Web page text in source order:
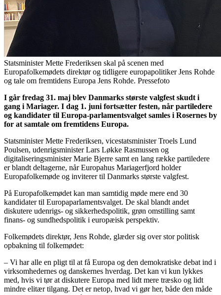
Statsminister Mette Frederiksen skal på scenen med
Europafolkemødets direktør og tidligere europapolitiker Jens Rohde
og tale om fremtidens Europa Jens Rohde. Pressefoto
I går fredag 31. maj blev Danmarks største valgfest skudt i
gang i Mariager. I dag 1. juni fortsætter festen, når partiledere
og kandidater til Europa-parlamentsvalget samles i Rosernes by
for at samtale om fremtidens Europa.
Statsminister Mette Frederiksen, vicestatsminister Troels Lund
Poulsen, udenrigsminister Lars Løkke Rasmussen og
digitaliseringsminister Marie Bjerre samt en lang række partiledere
er blandt deltagerne, når Europahus Mariagerfjord holder
Europafolkemøde og inviterer til Danmarks største valgfest.
På Europafolkemødet kan man samtidig møde mere end 30
kandidater til Europaparlamentsvalget. De skal blandt andet
diskutere udenrigs- og sikkerhedspolitik, grøn omstilling samt
finans- og sundhedspolitik i europæisk perspektiv.
Folkemødets direktør, Jens Rohde, glæder sig over stor politisk
opbakning til folkemødet:
– Vi har alle en pligt til at få Europa og den demokratiske debat ind i
virksomhedernes og danskernes hverdag. Det kan vi kun lykkes
med, hvis vi tør at diskutere Europa med lidt mere træsko og lidt
mindre elitær tilgang. Det er netop, hvad vi gør her, både den måde